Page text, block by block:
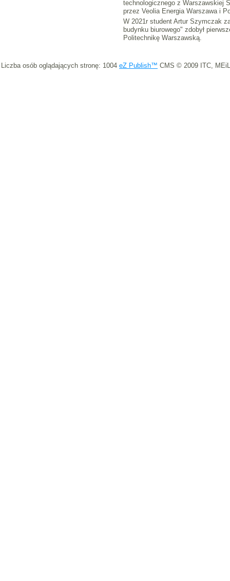
technologicznego z Warszawskiej
przez Veolia Energia Warszawa i
W 2021r student Artur Szymczak
budynku biurowego" zdobył
Politechnikę Warszawską.
Liczba osób oglądających stronę: 1004 eZ Publish™ CMS © 2009 ITC,